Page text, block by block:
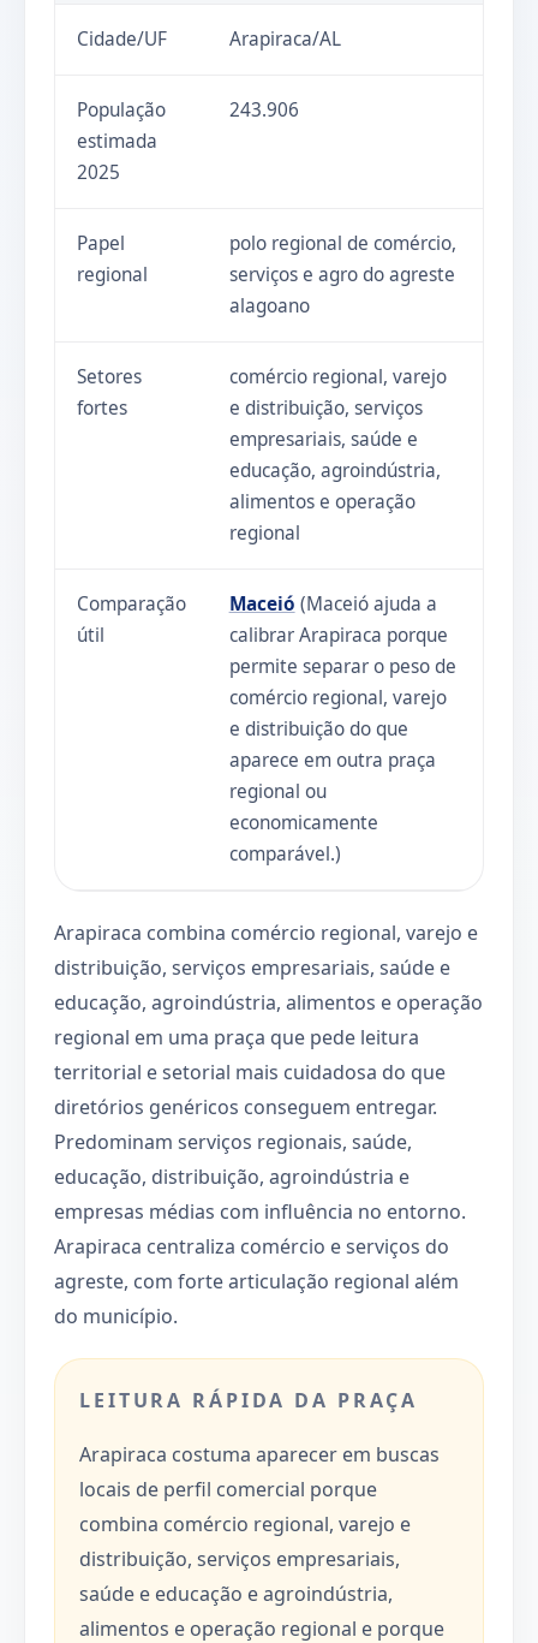
Cidade/UF Arapiraca/AL
População
estimada
2025
243.906
Papel
regional
polo regional de comércio,
serviços e agro do agreste
alagoano
Setores
fortes
comércio regional, varejo
e distribuição, serviços
empresariais, saúde e
educação, agroindústria,
alimentos e operação
regional
Comparação
útil
Maceió (Maceió ajuda a
calibrar Arapiraca porque
permite separar o peso de
comércio regional, varejo
e distribuição do que
aparece em outra praça
regional ou
economicamente
comparável.)
Arapiraca combina comércio regional, varejo e
distribuição, serviços empresariais, saúde e
educação, agroindústria, alimentos e operação
regional em uma praça que pede leitura
territorial e setorial mais cuidadosa do que
diretórios genéricos conseguem entregar.
Predominam serviços regionais, saúde,
educação, distribuição, agroindústria e
empresas médias com influência no entorno.
Arapiraca centraliza comércio e serviços do
agreste, com forte articulação regional além
do município.
LEITURA RÁPIDA DA PRAÇA
Arapiraca costuma aparecer em buscas
locais de perfil comercial porque
combina comércio regional, varejo e
distribuição, serviços empresariais,
saúde e educação e agroindústria,
alimentos e operação regional e porque